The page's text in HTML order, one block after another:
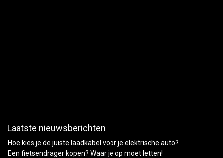
Laatste nieuwsberichten
Hoe kies je de juiste laadkabel voor je elektrische auto?
Een fietsendrager kopen? Waar je op moet letten!